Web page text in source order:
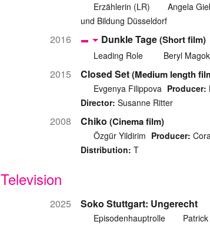
Erzählerin (LR) Angela
und Bildung Düsseldorf
2016 Dunkle Tage(Short film)
Leading Role Beryl
2015 Closed Set(Medium length
Evgenya Filippova Producer:
Director: Susanne Ritter
2008 Chiko (Cinema film)
Özgür Yildirim Producer:
Distribution: T
Television
2025 Soko Stuttgart: Ungerecht
Episodenhauptrolle